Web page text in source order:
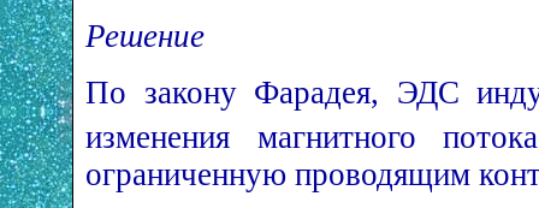
Решение
По закону Фарадея, ЭДС
изменения магнитного
ограниченную проводящим